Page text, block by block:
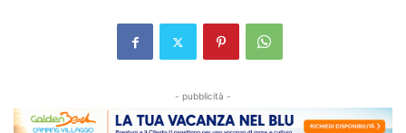
- pubblicità -